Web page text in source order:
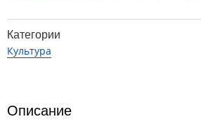
Категории
Культура
Описание